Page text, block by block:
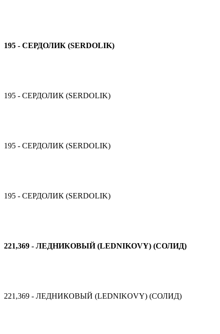
195 - СЕРДОЛИК (SERDOLIK)
195 - СЕРДОЛИК (SERDOLIK)
195 - СЕРДОЛИК (SERDOLIK)
195 - СЕРДОЛИК (SERDOLIK)
221,369 - ЛЕДНИКОВЫЙ (LEDNIKOVY) (СОЛИД)
221,369 - ЛЕДНИКОВЫЙ (LEDNIKOVY) (СОЛИД)